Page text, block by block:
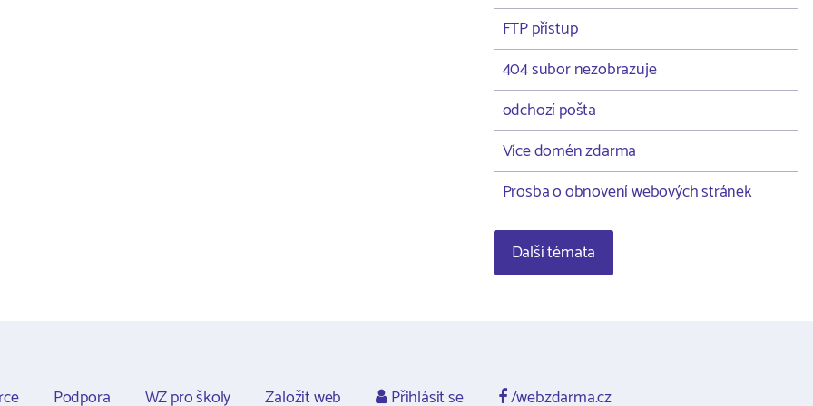
FTP přístup
404 subor nezobrazuje
odchozí pošta
Více domén zdarma
Prosba o obnovení webových stránek
Další témata
Podpora WZ pro školy Založit web Přihlásit se /webzdarma.cz